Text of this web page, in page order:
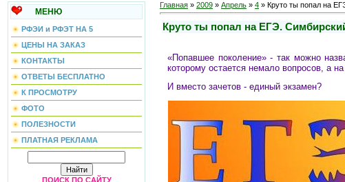
МЕНЮ
РФЭИ и РФЭТ НА 5
ЦЕНЫ НА ЗАКАЗ
КОНТАКТЫ
ОТВЕТЫ БЕСПЛАТНО
К ПРОСМОТРУ
ФОТО
ПОЛЕЗНОСТИ
ПЛАТНАЯ РЕКЛАМА
ПОИСК ПО САЙТУ
Главная » 2009 » Апрель » 4 » Круто ты попал на
Круто ты попал на ЕГЭ.
«Попавшее поколение» - так можно
которому остается немало вопросов, а
И вместо зачетов - единый экзамен?